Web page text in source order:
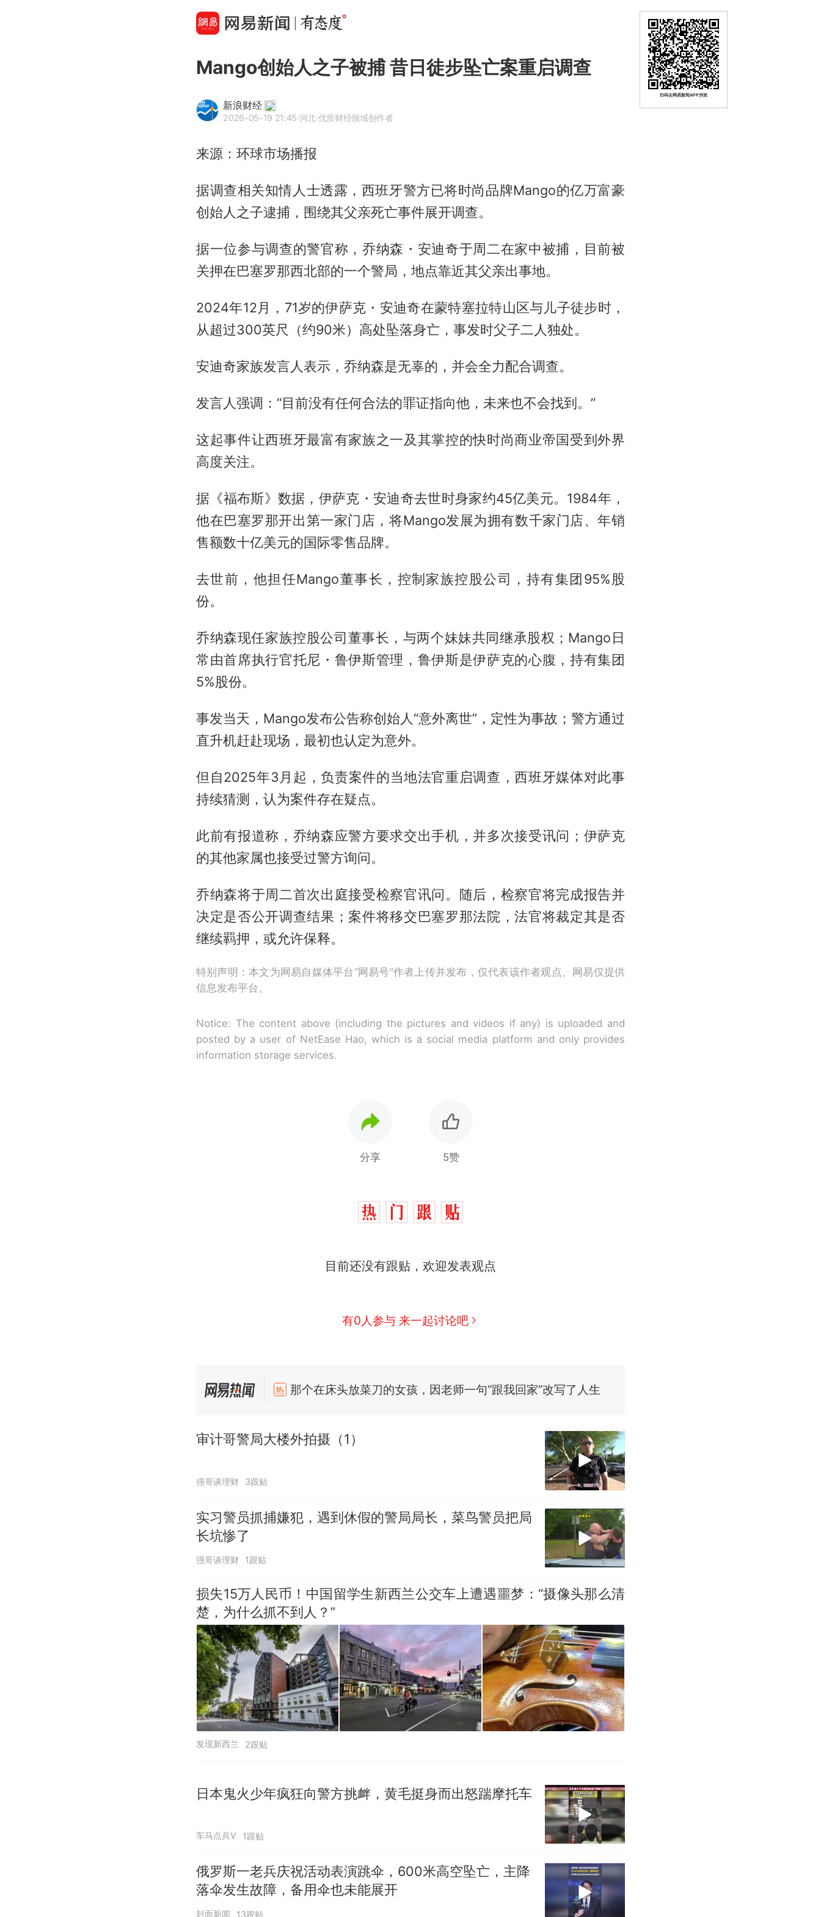
Mango创始人之子被捕 昔日徒步坠亡案重启调查
新浪财经
2026-05-19 21:45·河北·优质财经领域创作者
来源：环球市场播报
据调查相关知情人士透露，西班牙警方已将时尚品牌Mango的亿万富豪
创始人之子逮捕，围绕其父亲死亡事件展开调查。
据一位参与调查的警官称， 乔纳森 ・安迪奇于周二在家中被捕，目前被
关押在巴塞罗那西北部的一个警局，地点靠近其父亲出事地。
2024年12月，71岁的伊萨克 ・安迪奇在蒙特塞拉特山区与儿子徒步时，
从超过300英尺（约90米）高处坠落身亡，事发时父子二人独处。
安迪奇家族发言人表示，乔纳森是无辜的，并会全力配合调查。
发言人强调：“目前没有任何合法的罪证指向他，未来也不会找到。”
这起事件让西班牙最富有家族之一及其掌控的快时尚商业帝国受到外界
高度关注。
据《福布斯》数据，伊萨克・安迪奇去世时身家约45亿美元。1984年，
他在巴塞罗那开出第一家门店，将Mango发展为拥有数千家门店、年销
售额数十亿美元的国际零售品牌。
去世前，他担任Mango董事长，控制家族控股公司，持有集团95%股
份。
乔纳森现任家族控股公司董事长，与两个妹妹共同继承股权；Mango日
常由首席执行官托尼・鲁伊斯管理，鲁伊斯是伊萨克的心腹，持有集团
5%股份。
事发当天，Mango发布公告称创始人“意外离世”，定性为事故；警方通过
直升机赶赴现场，最初也认定为意外。
但自2025年3月起，负责案件的当地法官重启调查，西班牙媒体对此事
持续猜测，认为案件存在疑点。
此前有报道称，乔纳森应警方要求交出手机，并多次接受讯问；伊萨克
的其他家属也接受过警方询问。
乔纳森将于周二首次出庭接受检察官讯问。随后，检察官将完成报告并
决定是否公开调查结果；案件将移交巴塞罗那法院，法官将裁定其是否
继续羁押，或允许保释。
特别声明：本文为网易自媒体平台“网易号”作者上传并发布，仅代表该作者观点。网易仅提供
信息发布平台。
Notice: The content above (including the pictures and videos if any) is uploaded and
posted by a user of NetEase Hao, which is a social media platform and only provides
information storage services.
分享 5赞
目前还没有跟贴，欢迎发表观点
有0人参与 来一起讨论吧
热 那个在床头放菜刀的女孩，因老师一句“跟我回家”改写了人生
应
美国渔民钓获鲨鱼徒手将其拽回大海 目击者直呼震惊 （视频来源：
佛山一中学招聘物理教师，笔试前13名均遭淘汰？教育局：已叫停
热 那个在床头放菜刀的女孩，因老师一句“跟我回家”改写了人生
审计哥警局大楼外拍摄（1）
强哥谈理财 3跟贴
实习警员抓捕嫌犯，遇到休假的警局局长，菜鸟警员把局
长坑惨了
强哥谈理财 1跟贴
损失15万人民币！中国留学生新西兰公交车上遭遇噩梦：“摄像头那么清
楚，为什么抓不到人？”
发现新西兰 2跟贴
日本鬼火少年疯狂向警方挑衅，黄毛挺身而出怒踹摩托车
车马点兵V 1跟贴
俄罗斯一老兵庆祝活动表演跳伞，600米高空坠亡，主降
落伞发生故障，备用伞也未能展开
封面新闻 13跟贴
扫码去网易新闻APP浏览